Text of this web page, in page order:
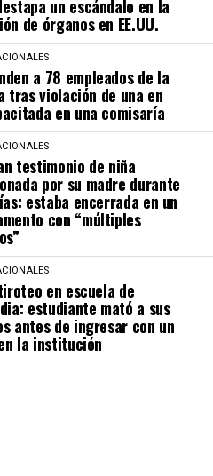
un escándalo en la
de órganos en EE.UU.
a 78 empleados de la
tras violación de una en
en una comisaría
testimonio de niña
por su madre durante
estaba encerrada en un
con “múltiples
en escuela de
estudiante mató a sus
antes de ingresar con un
la institución